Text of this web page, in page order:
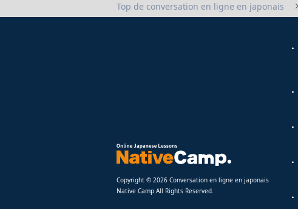
Top de conversation en ligne en japonais
Copyright © 2026 Conversation en ligne en japonais
Native Camp All Rights Reserved.